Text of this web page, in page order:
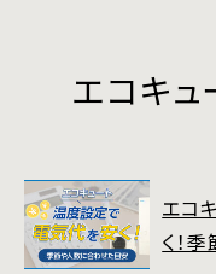
エコキュ
エコ
く！